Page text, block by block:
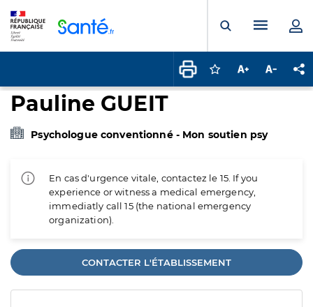
Ouvrir laMenu
Connectez-vous
Augmenter la
Pauline GUEIT
Psychologue conventionné - Mon soutien psy
En cas d'urgence vitale, contactez le 15. If you
experience or witness a medical emergency,
immediatly call 15 (the national emergency
organization).
CONTACTER L'ÉTABLISSEMENT